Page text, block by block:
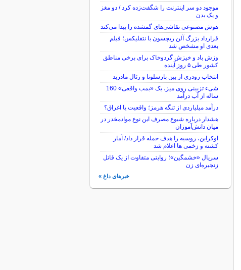
موجود دو سر اینترنت را شگفت‌زده کرد / دو مغز
و یک بدن
هوش مصنوعی نقاشی‌های گمشده را پیدا می‌کند
قرارداد بزرگ آلن ریچسون با نتفلیکس؛ فیلم
بعدی او مشخص شد
وزش باد و خیزش گردوخاک برای برخی مناطق
کشور طی ۵ روز آینده
انتخاب رودری از بین بارسلونا و رئال مادرید
شیء تزیینی روی میز، یک «بمب واقعی» 160
ساله از آب درآمد
درآمد میلیاردی از تنگه هرمز؛ واقعیت یا اغراق؟
هشدار درباره شیوع مصرف این نوع موادمخدر در
میان دانش‌آموزان
اوکراین، روسیه را هدف حمله قرار داد/ آمار
کشته و زخمی ها اعلام شد
سریال «خشمگین»؛ روایتی متفاوت از یک قاتل
زنجیره‌ای زن
خبرهای داغ »